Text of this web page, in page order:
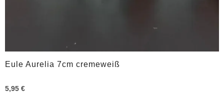
Eule Aurelia 7cm cremeweiß
5,95 €